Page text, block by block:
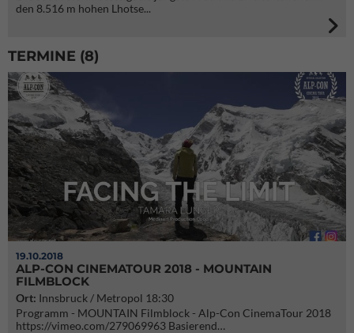
den 8.516 m hohen Lhotse...
TERMINE (8)
19.10.2018
ALP-CON CINEMATOUR 2018 - MOUNTAIN
FILMBLOCK
Ort: Innsbruck / Metropol 18:30
Programm - MOUNTAIN Filmblock - Alp-Con CinemaTour 2018
https://vimeo.com/279069963 Basierend…